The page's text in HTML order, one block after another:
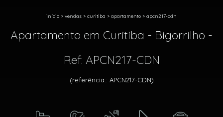
início > vendas > curitiba > apartamento > apcn217-cdn
Apartamento em Curitiba - Bigorrilho -
Ref: APCN217-CDN
(referência.: APCN217-CDN)